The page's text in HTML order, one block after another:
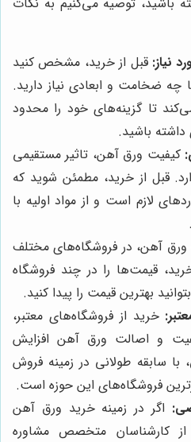
نیاز: قبل از خرید، مشخص کنید
ضخامت و ابعادی نیاز دارید.
تا گزینه‌های خود را محدود
باشید.
کیفیت ورق آهن، تاثیر مستقیمی
قبل از خرید، مطمئن شوید که
لازم است و از مواد اولیه با
آهن، در فروشگاه‌های مختلف
قیمت‌ها را در چند فروشگاه
بهترین قیمت را پیدا کنید.
خرید از فروشگاه‌های معتبر،
و اصالت ورق آهن افزایش
، با سابقه طولانی در زمینه فروش
فروشگاه‌های این حوزه است.
اگر در زمینه خرید ورق آهن
کارشناسان متخصص مشاوره